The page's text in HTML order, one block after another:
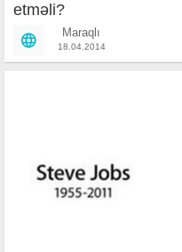
etməli?
Maraqlı
18.04.2014